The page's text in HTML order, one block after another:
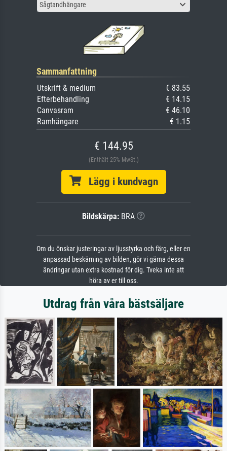
Sågtandhängare
Sammanfattning
Utskrift & medium
€ 83.55
Efterbehandling
€ 14.15
Canvasram
€ 46.10
Ramhängare
€ 1.15
€ 144.95
(Enthält 25% MwSt.)
Lägg i kundvagn
Bildskärpa: BRA
Om du önskar justeringar av ljusstyrka och färg, eller en
anpassad beskärning av bilden, gör vi gärna dessa
ändringar utan extra kostnad för dig. Tveka inte att
höra av er till oss.
Utdrag från våra bästsäljare